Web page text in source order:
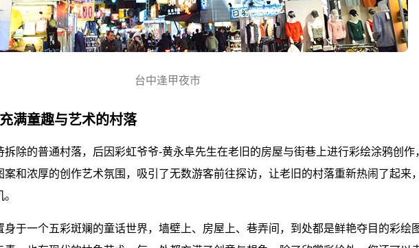
台中逢甲夜市
满童趣与艺术的村落
拆除的普通村落，后因彩虹爷爷-黄永阜先生在老旧的房屋与街巷上进行彩绘涂鸦创作
案和浓厚的创作艺术氛围，吸引了无数游客前往探访，让老旧的村落重新热闹了起来
身于一个五彩斑斓的童话世界，墙壁上、房屋上、巷弄间，到处都是鲜艳夺目的彩绘